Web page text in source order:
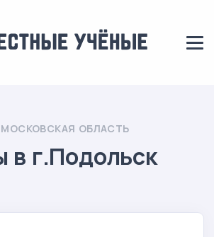
МОСКОВСКАЯ ОБЛАСТЬ
в г.Подольск